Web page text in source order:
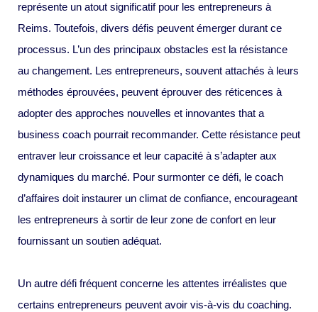
représente un atout significatif pour les entrepreneurs à
Reims. Toutefois, divers défis peuvent émerger durant ce
processus. L’un des principaux obstacles est la résistance
au changement. Les entrepreneurs, souvent attachés à leurs
méthodes éprouvées, peuvent éprouver des réticences à
adopter des approches nouvelles et innovantes that a
business coach pourrait recommander. Cette résistance peut
entraver leur croissance et leur capacité à s’adapter aux
dynamiques du marché. Pour surmonter ce défi, le coach
d’affaires doit instaurer un climat de confiance, encourageant
les entrepreneurs à sortir de leur zone de confort en leur
fournissant un soutien adéquat.
Un autre défi fréquent concerne les attentes irréalistes que
certains entrepreneurs peuvent avoir vis-à-vis du coaching.